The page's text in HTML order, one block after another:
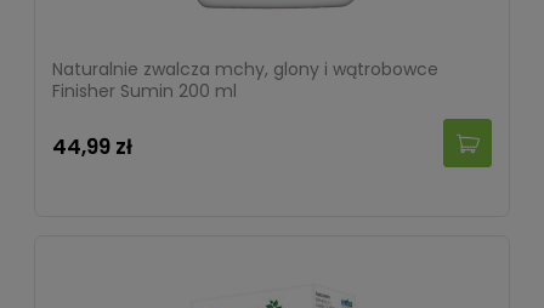
Naturalnie zwalcza mchy, glony i wątrobowce
Finisher Sumin 200 ml
44,99 zł